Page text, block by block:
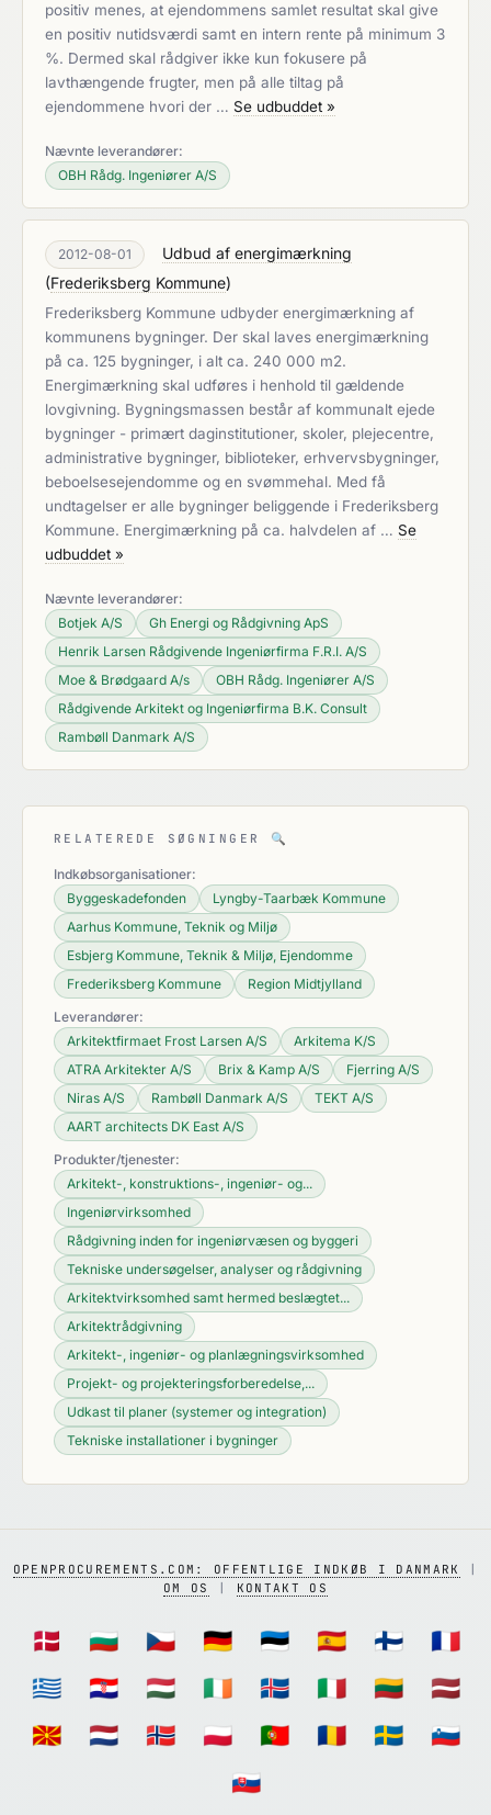
positiv menes, at ejendommens samlet resultat skal give
en positiv nutidsværdi samt en intern rente på minimum 3
%. Dermed skal rådgiver ikke kun fokusere på
lavthængende frugter, men på alle tiltag på
ejendommene hvori der … Se udbuddet »
Nævnte leverandører:
OBH Rådg. Ingeniører A/S
2012-08-01
Udbud af energimærkning
(Frederiksberg Kommune)
Frederiksberg Kommune udbyder energimærkning af
kommunens bygninger. Der skal laves energimærkning
på ca. 125 bygninger, i alt ca. 240 000 m2.
Energimærkning skal udføres i henhold til gældende
lovgivning. Bygningsmassen består af kommunalt ejede
bygninger - primært daginstitutioner, skoler, plejecentre,
administrative bygninger, biblioteker, erhvervsbygninger,
beboelsesejendomme og en svømmehal. Med få
undtagelser er alle bygninger beliggende i Frederiksberg
Kommune. Energimærkning på ca. halvdelen af … Se
udbuddet »
Nævnte leverandører:
Botjek A/S
Gh Energi og Rådgivning ApS
Henrik Larsen Rådgivende Ingeniørfirma F.R.I. A/S
Moe & Brødgaard A/s
OBH Rådg. Ingeniører A/S
Rådgivende Arkitekt og Ingeniørfirma B.K. Consult
Rambøll Danmark A/S
RELATEREDE SØGNINGER 🔍
Indkøbsorganisationer:
Byggeskadefonden
Lyngby-Taarbæk Kommune
Aarhus Kommune, Teknik og Miljø
Esbjerg Kommune, Teknik & Miljø, Ejendomme
Frederiksberg Kommune
Region Midtjylland
Leverandører:
Arkitektfirmaet Frost Larsen A/S
Arkitema K/S
ATRA Arkitekter A/S
Brix & Kamp A/S
Fjerring A/S
Niras A/S
Rambøll Danmark A/S
TEKT A/S
AART architects DK East A/S
Produkter/tjenester:
Arkitekt-, konstruktions-, ingeniør- og...
Ingeniørvirksomhed
Rådgivning inden for ingeniørvæsen og byggeri
Tekniske undersøgelser, analyser og rådgivning
Arkitektvirksomhed samt hermed beslægtet...
Arkitektrådgivning
Arkitekt-, ingeniør- og planlægningsvirksomhed
Projekt- og projekteringsforberedelse,...
Udkast til planer (systemer og integration)
Tekniske installationer i bygninger
OPENPROCUREMENTS.COM: OFFENTLIGE INDKØB I DANMARK
OM OS
KONTAKT OS
🇩🇰 🇧🇬 🇨🇿 🇩🇪 🇪🇪 🇪🇸 🇫🇮
🇫🇷
🇬🇷
🇭🇷 🇭🇺 🇮🇪 🇮🇸 🇮🇹 🇱🇹
🇱🇻
🇲🇰
🇳🇱 🇳🇴 🇵🇱 🇵🇹 🇷🇴 🇸🇪
🇸🇮
🇸🇰